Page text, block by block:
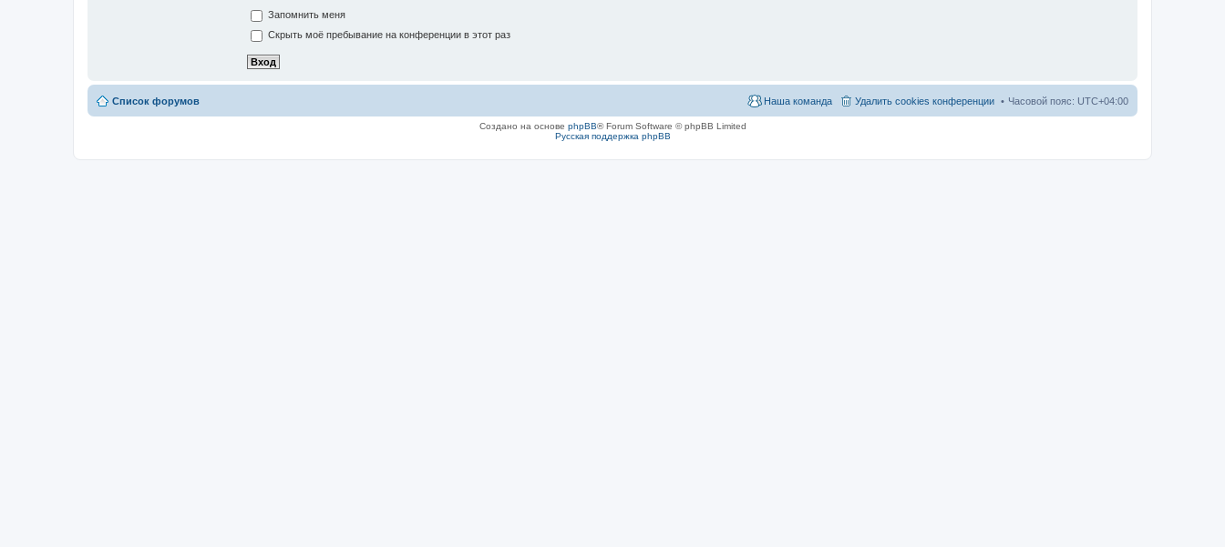
Запомнить меня
Скрыть моё пребывание на конференции в этот раз
Список форумов Часовой пояс: UTC+04:00
Удалить cookies конференции
Наша команда
Создано на основе phpBB® Forum Software © phpBB Limited
Русская поддержка phpBB